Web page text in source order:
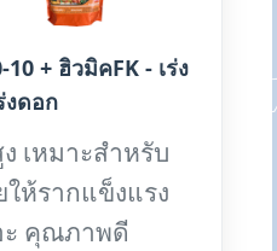
+ ฮิวมิคFK - เร่ง
งดอก
เหมาะสำหรับ
ให้รากแข็งแรง
ะ คุณภาพดี